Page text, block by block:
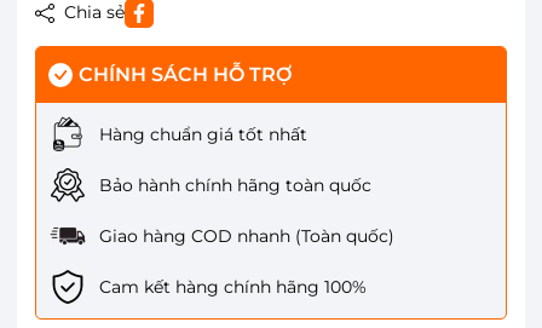
Chia sẻ
CHÍNH SÁCH HỖ TRỢ
Hàng chuẩn giá tốt nhất
Bảo hành chính hãng toàn quốc
Giao hàng COD nhanh (Toàn quốc)
Cam kết hàng chính hãng 100%